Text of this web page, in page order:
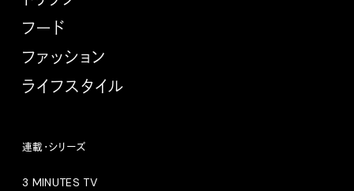
フード
ファッション
ライフスタイル
連載・シリーズ
3 MINUTES TV